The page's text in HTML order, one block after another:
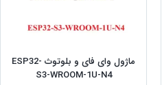
ماژول وای فای و بلوتوث ESP32-
S3-WROOM-1U-N4